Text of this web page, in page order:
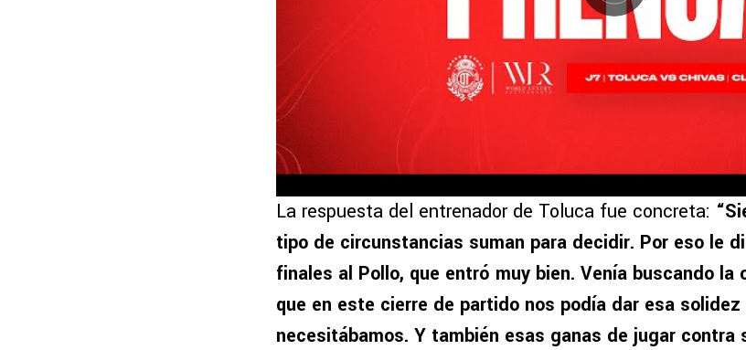
La respuesta del entrenador de Toluca fue concreta:
tipo de circunstancias suman para decidir. Por eso le
finales al Pollo, que entró muy bien. Venía buscando la
que en este cierre de partido nos podía dar esa solidez
necesitábamos. Y también esas ganas de jugar contra